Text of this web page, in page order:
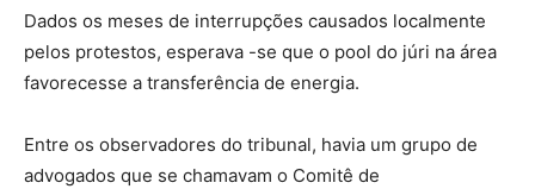
Dados os meses de interrupções causados ​​localmente
pelos protestos, esperava -se que o pool do júri na área
favorecesse a transferência de energia.
Entre os observadores do tribunal, havia um grupo de
advogados que se chamavam o Comitê de